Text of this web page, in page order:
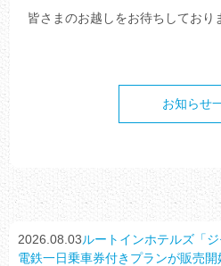
皆さまのお越しをお待ちしており
お知らせ
2026.08.03ルートインホテルズ「
電鉄一日乗車券付きプランが販売開